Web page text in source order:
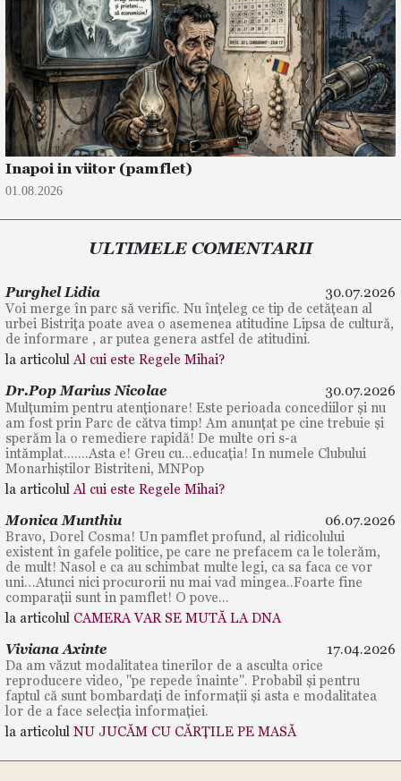
Inapoi in viitor (pamflet)
01.08.2026
ULTIMELE COMENTARII
Purghel Lidia
30.07.2026
Voi merge în parc să verific. Nu înțeleg ce tip de cetățean al
urbei Bistrița poate avea o asemenea atitudine Lipsa de cultură,
de informare , ar putea genera astfel de atitudini.
la articolul Al cui este Regele Mihai?
Dr.Pop Marius Nicolae
30.07.2026
Mulțumim pentru atenționare! Este perioada concediilor și nu
am fost prin Parc de cătva timp! Am anunțat pe cine trebuie și
sperăm la o remediere rapidă! De multe ori s-a
intămplat.......Asta e! Greu cu...educația! In numele Clubului
Monarhiștilor Bistriteni, MNPop
la articolul Al cui este Regele Mihai?
Monica Munthiu
06.07.2026
Bravo, Dorel Cosma! Un pamflet profund, al ridicolului
existent în gafele politice, pe care ne prefacem ca le tolerăm,
de mult! Nasol e ca au schimbat multe legi, ca sa faca ce vor
uni…Atunci nici procurorii nu mai vad mingea..Foarte fine
comparații sunt in pamflet! O pove...
la articolul CAMERA VAR SE MUTĂ LA DNA
Viviana Axinte
17.04.2026
Da am văzut modalitatea tinerilor de a asculta orice
reproducere video, "pe repede înainte". Probabil și pentru
faptul că sunt bombardați de informații și asta e modalitatea
lor de a face selecția informației.
la articolul NU JUCĂM CU CĂRȚILE PE MASĂ